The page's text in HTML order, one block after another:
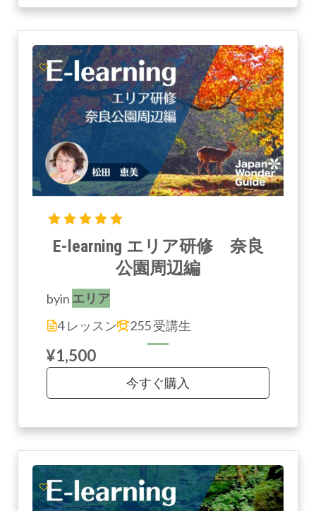
E-learning エリア研修 奈良
公園周辺編
byin エリア
4 レッスン
255 受講生
¥1,500
今すぐ購入